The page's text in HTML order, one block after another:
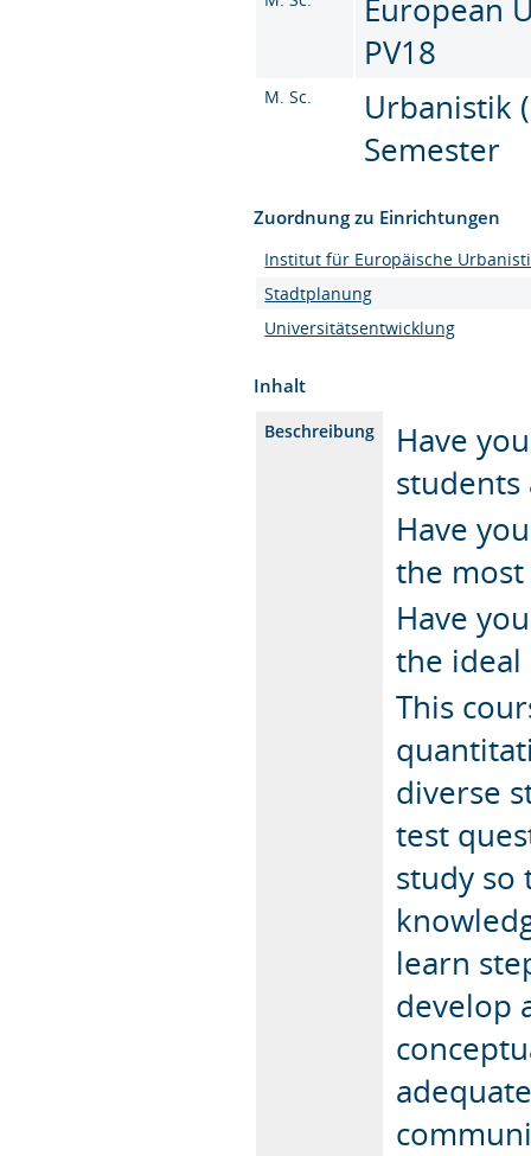
European
PV18
M. Sc.
Urbanistik
Semester
Zuordnung zu Einrichtungen
Institut für Europäische
Stadtplanung
Universitätsentwicklung
Inhalt
Beschreibung
Have
students
Have
the
Have
the ideal
This
diverse
test
study so
learn
develop